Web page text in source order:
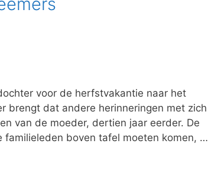
voor de herfstvakantie naar het
brengt dat andere herinneringen met zich
van de moeder, dertien jaar eerder. De
familieleden boven tafel moeten komen, …